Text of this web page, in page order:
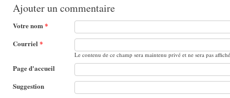
Ajouter un commentaire
Votre nom*
Courriel *
Le contenu de ce champ sera maintenu privé et ne sera pas
Page d'accueil
Suggestion